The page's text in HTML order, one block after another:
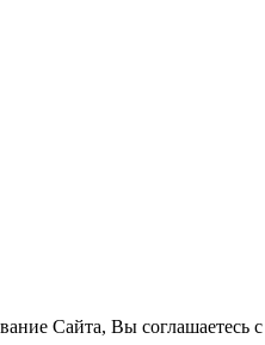
Сайта, Вы соглашаетесь